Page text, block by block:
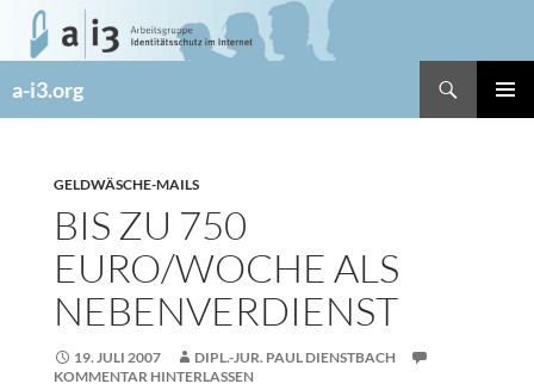
Zum
Inhalt
a-i3.org
GELDWÄSCHE-MAILS
BIS ZU 750
EURO/WOCHE ALS
NEBENVERDIENST
19. JULI 2007
DIPL.-JUR. PAUL DIENSTBACH
KOMMENTAR HINTERLASSEN